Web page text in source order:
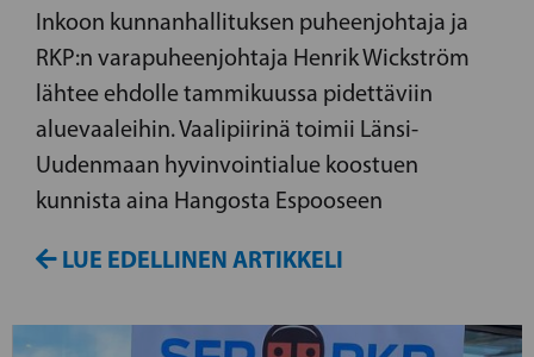
Inkoon kunnanhallituksen puheenjohtaja ja
RKP:n varapuheenjohtaja Henrik Wickström
lähtee ehdolle tammikuussa pidettäviin
aluevaaleihin. Vaalipiirinä toimii Länsi-
Uudenmaan hyvinvointialue koostuen
kunnista aina Hangosta Espooseen
LUE EDELLINEN ARTIKKELI